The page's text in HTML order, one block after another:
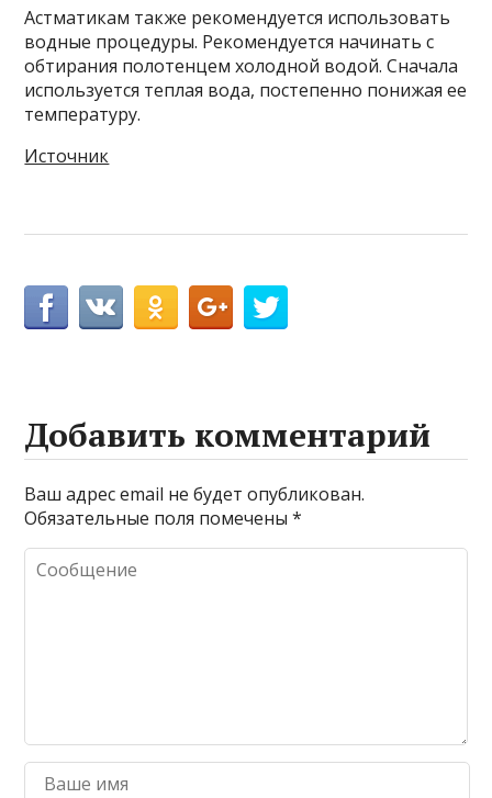
Астматикам также рекомендуется использовать
водные процедуры. Рекомендуется начинать с
обтирания полотенцем холодной водой. Сначала
используется теплая вода, постепенно понижая ее
температуру.
Источник
Добавить комментарий
Ваш адрес email не будет опубликован.
Обязательные поля помечены*